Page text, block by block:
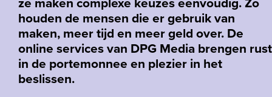
houden de mensen die er gebruik van
maken, meer tijd en meer geld over. De
online services van DPG Media brengen rust
in de portemonnee en plezier in het
beslissen.